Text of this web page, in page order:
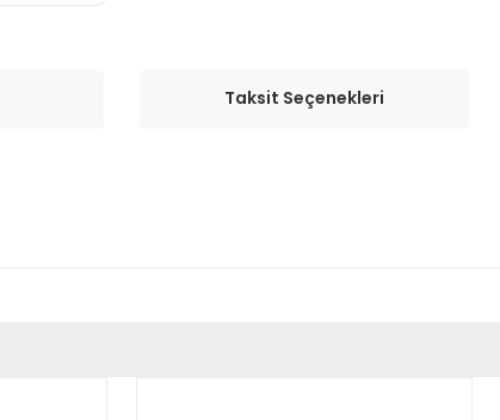
Taksit Seçenekleri